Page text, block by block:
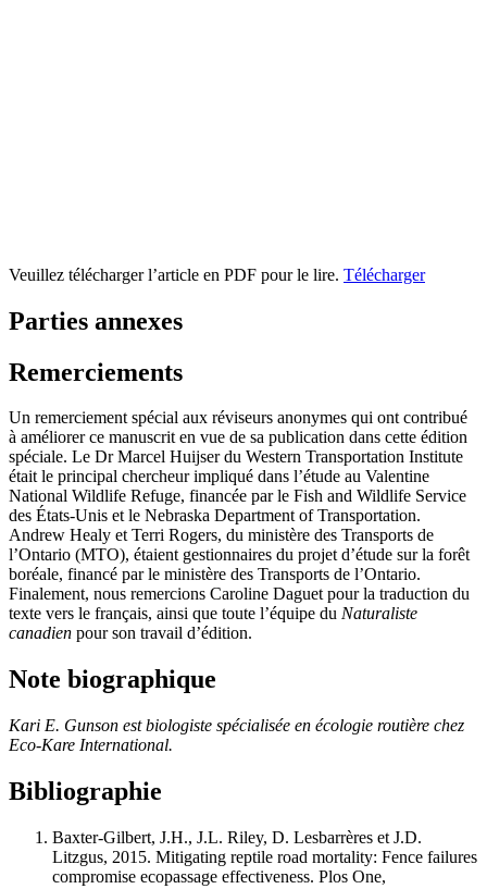
Veuillez télécharger l’article en PDF pour le lire. Télécharger
Parties annexes
Remerciements
Un remerciement spécial aux réviseurs anonymes qui ont contribué
à améliorer ce manuscrit en vue de sa publication dans cette édition
spéciale. Le Dr Marcel Huijser du Western Transportation Institute
était le principal chercheur impliqué dans l’étude au Valentine
National Wildlife Refuge, financée par le Fish and Wildlife Service
des États-Unis et le Nebraska Department of Transportation.
Andrew Healy et Terri Rogers, du ministère des Transports de
l’Ontario (MTO), étaient gestionnaires du projet d’étude sur la forêt
boréale, financé par le ministère des Transports de l’Ontario.
Finalement, nous remercions Caroline Daguet pour la traduction du
texte vers le français, ainsi que toute l’équipe du Naturaliste
canadien pour son travail d’édition.
Note biographique
Kari E. Gunson est biologiste spécialisée en écologie routière chez
Eco-Kare International.
Bibliographie
Baxter-Gilbert, J.H., J.L. Riley, D. Lesbarrères et J.D.
Litzgus, 2015. Mitigating reptile road mortality: Fence failures
compromise ecopassage effectiveness. Plos One,